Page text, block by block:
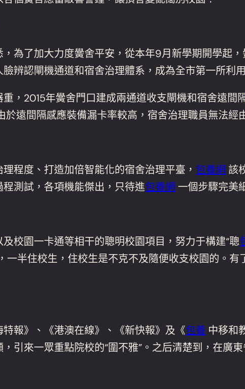
為了加大力度黌舍平安，從本年9月新學期開學起
辨認閘機通道和宿舍治理體系，成為全市第一所利
，2015年黌舍門口建成兩通道收支閘機和宿舍遠間
於遠間隔感應裝備漏卡率較高，宿舍治理職員無法經
程度、打造加倍智能化的宿舍治理平臺， 包養網 該
測試，各項機能傑出，只待進包養網 一個步驟完美
校園一卡通等相干的聰明校園項目，努力于構建“聰
一半住校生，住校生是不克不及隨便收支校園的。
報》、《港澳在線》、《新快報》及《包養 中移和
引來一眾重點院校的“圍不雅”。之后清楚到，在廣